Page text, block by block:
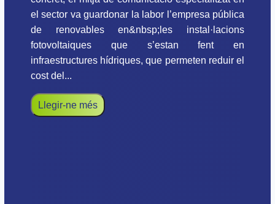
el sector va guardonar la labor l’empresa pública
de renovables en&nbsp;les instal·lacions
fotovoltaiques que s’estan fent en
infraestructures hídriques, que permeten reduir el
cost del...
Llegir-ne més